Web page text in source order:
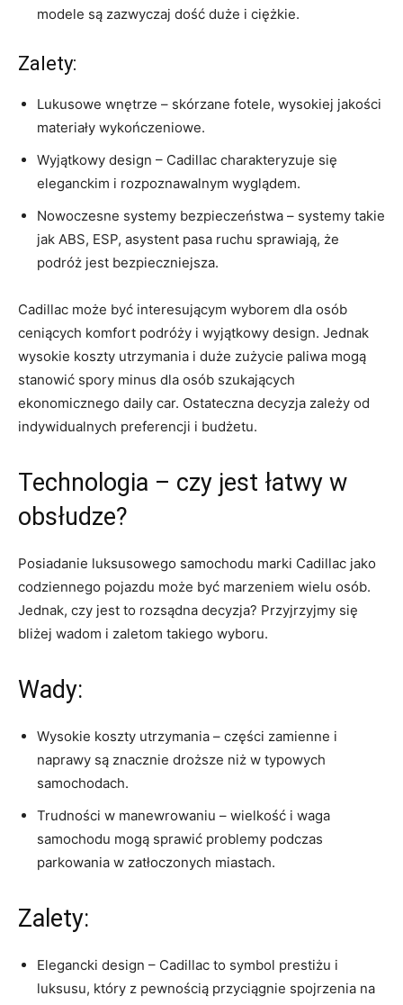
modele są ​zazwyczaj dość⁣ duże i ciężkie.
Zalety:
Lukusowe‌ wnętrze – skórzane fotele, ‌wysokiej jakości
materiały wykończeniowe.
Wyjątkowy design – Cadillac charakteryzuje się
eleganckim ⁤i rozpoznawalnym wyglądem.
Nowoczesne systemy bezpieczeństwa – systemy takie
jak ABS, ESP, asystent pasa ruchu ⁣sprawiają, że
podróż ​jest bezpieczniejsza.
Cadillac może być ⁢interesującym wyborem dla‍ osób
ceniących komfort podróży i wyjątkowy design. Jednak
wysokie koszty​ utrzymania i duże zużycie paliwa mogą
stanowić spory minus dla osób szukających
ekonomicznego daily ⁢car. Ostateczna decyzja zależy od
indywidualnych preferencji i budżetu.
Technologia – czy jest łatwy w⁤
obsłudze?
Posiadanie luksusowego samochodu marki⁣ Cadillac jako
codziennego pojazdu może być marzeniem wielu osób.‍
Jednak, czy jest​ to rozsądna decyzja? Przyjrzyjmy się
bliżej wadom i zaletom takiego wyboru.
Wady:
Wysokie koszty utrzymania – części zamienne i
naprawy są znacznie droższe niż w‌ typowych
samochodach.
Trudności w manewrowaniu – wielkość i waga
samochodu‌ mogą sprawić problemy podczas​
parkowania w zatłoczonych miastach.
Zalety:
Elegancki design – ​Cadillac to symbol prestiżu i
luksusu, który z pewnością przyciągnie spojrzenia na